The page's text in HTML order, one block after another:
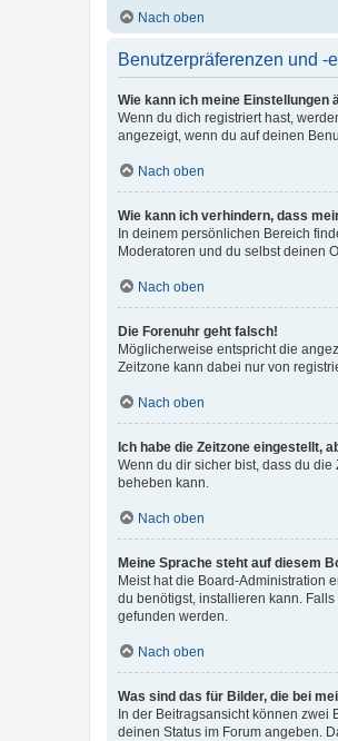
Nach oben
Benutzerpräferenzen und -
Wie kann ich meine Einstellungen
Wenn du dich registriert hast,
angezeigt, wenn du auf deinen
Nach oben
Wie kann ich verhindern, dass
In deinem persönlichen Bereich
Moderatoren und du selbst deinen
Nach oben
Die Forenuhr geht falsch!
Möglicherweise entspricht die
Zeitzone kann dabei nur von
Nach oben
Ich habe die Zeitzone eingestellt,
Wenn du dir sicher bist, dass du
beheben kann.
Nach oben
Meine Sprache steht auf diesem
Meist hat die Board-Administration
du benötigst, installieren kann.
gefunden werden.
Nach oben
Was sind das für Bilder, die bei
In der Beitragsansicht können
deinen Status im Forum angeben.